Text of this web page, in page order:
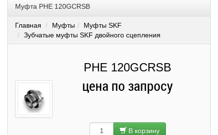
Муфта PHE 120GCRSB
Главная Муфты
Муфты SKF
Зубчатые муфты SKF двойного сцепления
PHE 120GCRSB
цена по запросу
В корзину